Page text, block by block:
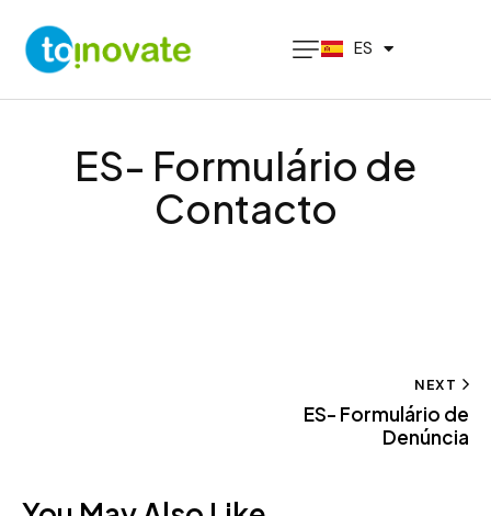
ES
EN
ES- Formulário de
Contacto
NEXT
ES- Formulário de
Denúncia